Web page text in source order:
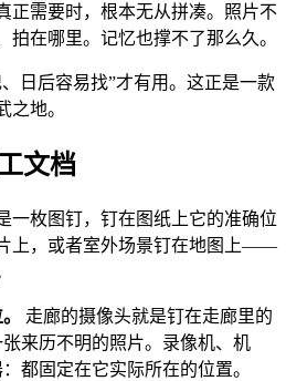
正需要时，根本无从拼凑。照片不
拍在哪里。记忆也撑不了那么久。
日后容易找”才有用。这正是一款
之地。
文档
一枚图钉，钉在图纸上它的准确位
上，或者室外场景钉在地图上——
走廊的摄像头就是钉在走廊里的
来历不明的照片。录像机、机
都固定在它实际所在的位置。